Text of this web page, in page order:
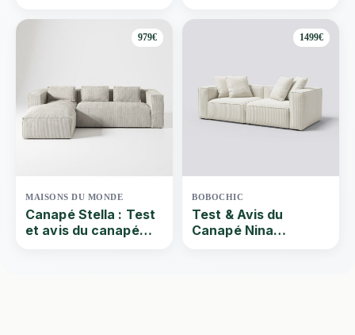
979€
MAISONS DU MONDE
Canapé Stella : Test
et avis du canapé
1499€
BOBOCHIC
Test & Avis du
Canapé Nina